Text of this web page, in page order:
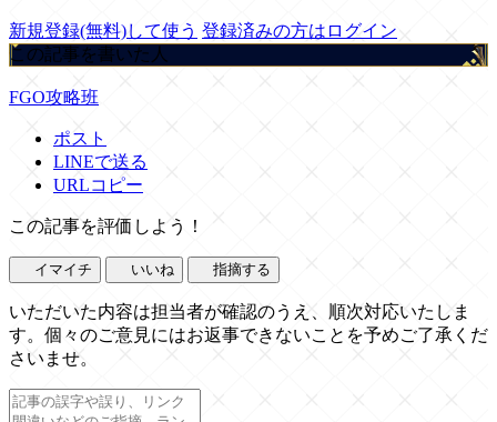
新規登録(無料)して使う 登録済みの方はログイン
この記事を書いた人
FGO攻略班
ポスト
LINEで送る
URLコピー
この記事を評価しよう！
イマイチ いいね 指摘する
いただいた内容は担当者が確認のうえ、順次対応いたしま
す。個々のご意見にはお返事できないことを予めご了承くだ
さいませ。